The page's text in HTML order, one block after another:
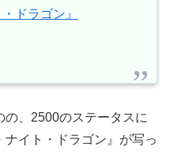
ドラゴン』
、2500のステータスに
イト・ドラゴン』が写っ